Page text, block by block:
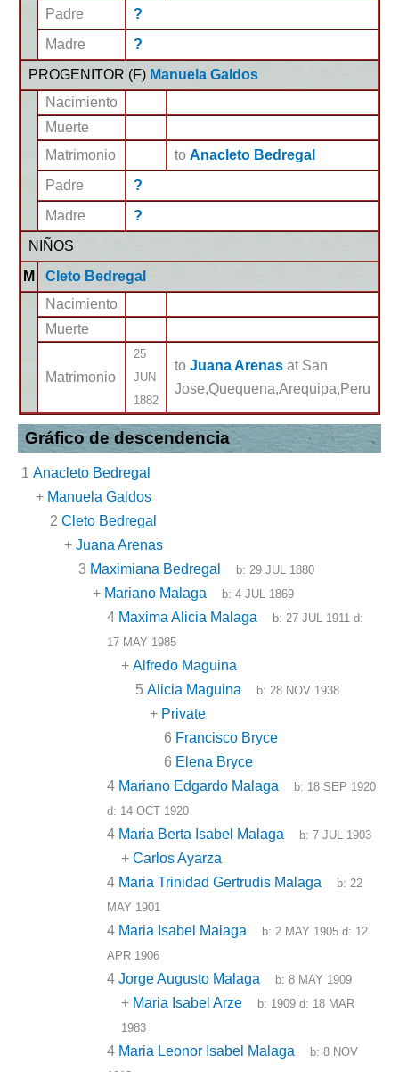
Padre
?
Madre
?
PROGENITOR (F) Manuela Galdos
Nacimiento
Muerte
Matrimonio
to Anacleto Bedregal
Padre
?
Madre
?
NIÑOS
M
Cleto Bedregal
Nacimiento
Muerte
Matrimonio
25
JUN
1882
to Juana Arenas at San
Jose,Quequena,Arequipa,Peru
Gráfico de descendencia
1 Anacleto Bedregal
+ Manuela Galdos
2 Cleto Bedregal
+ Juana Arenas
3 Maximiana Bedregal b:29 JUL 1880
+ Mariano Malaga b:4 JUL 1869
4 Maxima Alicia Malaga b:27 JUL 1911 d:
17 MAY 1985
+ Alfredo Maguina
5 Alicia Maguina b:28 NOV 1938
+ Private
6 Francisco Bryce
6 Elena Bryce
4 Mariano Edgardo Malaga b: 18 SEP 1920
d: 14 OCT 1920
4 Maria Berta Isabel Malaga b:7 JUL 1903
+ Carlos Ayarza
4 Maria Trinidad Gertrudis Malaga b:22
MAY 1901
4 Maria Isabel Malaga b:2 MAY 1905 d: 12
APR 1906
4 Jorge Augusto Malaga b:8 MAY 1909
+ Maria Isabel Arze b: 1909 d: 18 MAR
1983
4 Maria Leonor Isabel Malaga b:8 NOV